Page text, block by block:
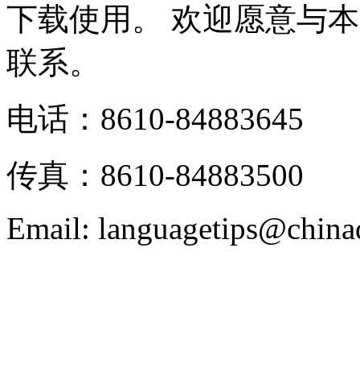
下载使用。 欢迎愿意与
联系。
电话：8610-84883645
传真：8610-84883500
Email: